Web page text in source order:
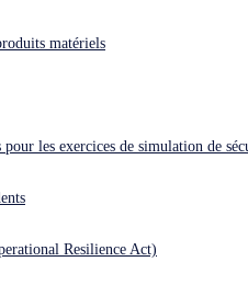
Obtenez une aide immédiate.
matériels
pour les exercices de simulation de
Resilience Act)